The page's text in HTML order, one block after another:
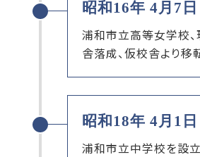
昭和16年 4月7日
浦和市立高等女学校
舎落成、仮校舎より移
昭和18年 4月1日
浦和市立中学校を設立